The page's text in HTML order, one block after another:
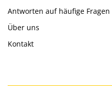
Antworten auf häufige Fragen
Über uns
Kontakt